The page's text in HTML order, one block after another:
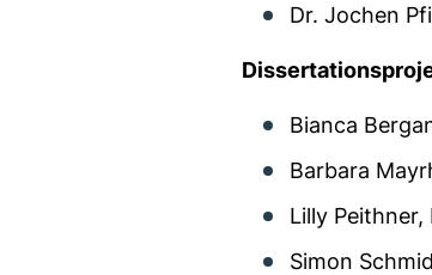
Dr. Jochen
Bianca
Barbara
Lilly
Simon